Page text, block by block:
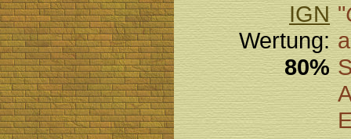
IGN
Wertung:
80%
"